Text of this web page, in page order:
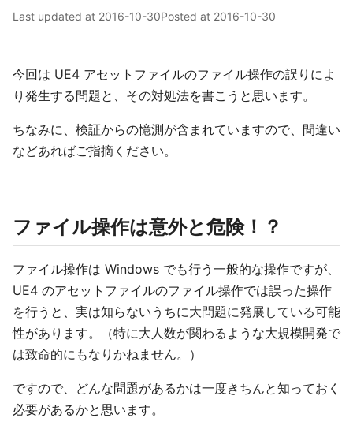
Last updated at 2016-10-30Posted at 2016-10-30
今回は UE4 アセットファイルのファイル操作の誤りによ
り発生する問題と、その対処法を書こうと思います。
ちなみに、検証からの憶測が含まれていますので、間違い
などあればご指摘ください。
ファイル操作は意外と危険！？
ファイル操作は Windows でも行う一般的な操作ですが、
UE4 のアセットファイルのファイル操作では誤った操作
を行うと、実は知らないうちに大問題に発展している可能
性があります。（特に大人数が関わるような大規模開発で
は致命的にもなりかねません。）
ですので、どんな問題があるかは一度きちんと知っておく
必要があるかと思います。